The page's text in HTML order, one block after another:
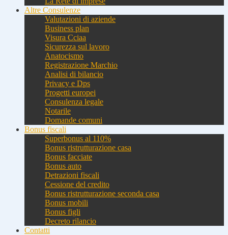
Altre Consulenze
Valutazioni di aziende
Business plan
Visura Cciaa
Sicurezza sul lavoro
Anatocismo
Registrazione Marchio
Analisi di bilancio
Privacy e Dps
Progetti europei
Consulenza legale
Notarile
Domande comuni
Bonus fiscali
Superbonus al 110%
Bonus ristrutturazione casa
Bonus facciate
Bonus auto
Detrazioni fiscali
Cessione del credito
Bonus ristrutturazione seconda casa
Bonus mobili
Bonus figli
Decreto rilancio
Contatti